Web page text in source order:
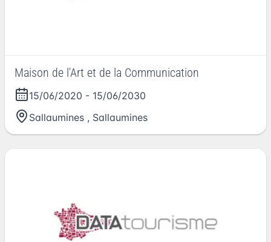
Maison de l'Art et de la Communication
15/06/2020 - 15/06/2030
Sallaumines , Sallaumines